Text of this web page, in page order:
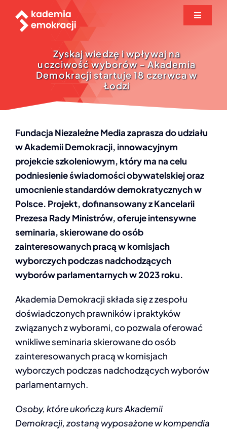
zawartości
Toggle
Biuletyn
Baza wiedzy
Seminaria
Zgłoszenie
Aktualności
INFOLINIA
Zyskaj wiedzę i wpływaj na
uczciwość wyborów – Akademia
Demokracji startuje 18 czerwca w
Łodzi
Fundacja Niezależne Media zaprasza do udziału
w Akademii Demokracji, innowacyjnym
projekcie szkoleniowym, który ma na celu
podniesienie świadomości obywatelskiej oraz
umocnienie standardów demokratycznych w
Polsce. Projekt, dofinansowany z Kancelarii
Prezesa Rady Ministrów, oferuje intensywne
seminaria, skierowane do osób
zainteresowanych pracą w komisjach
wyborczych podczas nadchodzących
wyborów parlamentarnych w 2023 roku.
Akademia Demokracji składa się z zespołu
doświadczonych prawników i praktyków
związanych z wyborami, co pozwala oferować
wnikliwe seminaria skierowane do osób
zainteresowanych pracą w komisjach
wyborczych podczas nadchodzących wyborów
parlamentarnych.
Osoby, które ukończą kurs Akademii
Demokracji, zostaną wyposażone w kompendia